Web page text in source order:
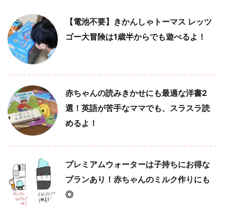
【電池不要】きかんしゃトーマス レッツ
ゴー大冒険は1歳半からでも遊べるよ！
赤ちゃんの読みきかせにも最適な洋書2
選！英語が苦手なママでも、スラスラ読
めるよ！
プレミアムウォーターは子持ちにお得な
プランあり！赤ちゃんのミルク作りにも
◎